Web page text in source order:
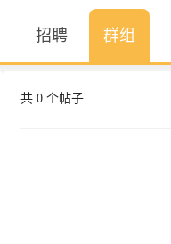
招聘 群组
共 0 个帖子